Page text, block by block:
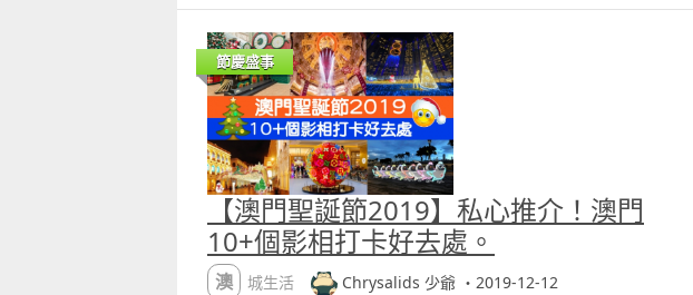
節慶盛事
【澳門聖誕節2019】私心推介！澳門
10+個影相打卡好去處。
澳城生活
Chrysalids 少爺 ・2019-12-12